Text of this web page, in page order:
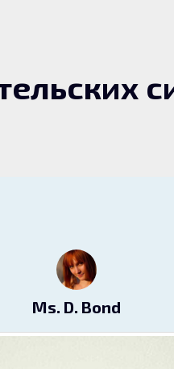
Ms. D. Bond